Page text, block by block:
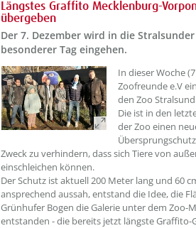
Längstes Graffito Mecklenburg-
übergeben
Der 7. Dezember wird in die
besonderer Tag eingehen.
???
In dieser Woche
Zoofreunde e.V
den Zoo
Die ist in den
der Zoo einen
Zweck zu verhindern, dass sich Tiere von
einschleichen können.
Der Schutz ist aktuell 200 Meter lang und 60
ansprechend aussah, entstand die Idee, die
Grünhufer Bogen die Galerie unter dem
entstanden - die bereits jetzt längste